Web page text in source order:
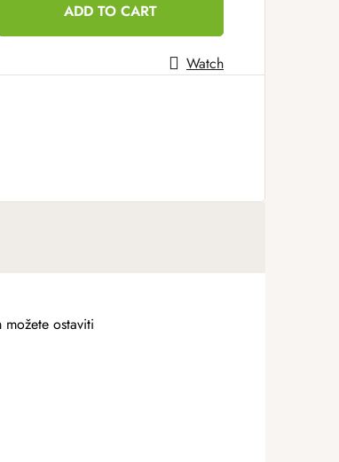
ADD TO CART
Watch
ostaviti